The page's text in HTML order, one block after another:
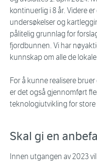
kontinuerlig i 8 år. Videre
undersøkelser og
pålitelig grunnlag for
fjordbunnen. Vi har
kunnskap om alle de
For å kunne realisere
er det også gjennomført
teknologiutvikling for store
Skal gi en
Innen utgangen av 2023